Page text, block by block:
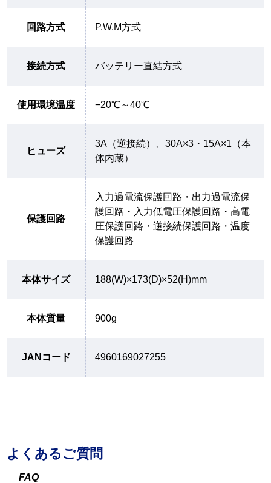
回路方式 P.W.M方式
接続方式 バッテリー直結方式
使用環境温度 −20℃～40℃
ヒューズ
3A（逆接続）、30A×3・15A×1（本
体内蔵）
保護回路
入力過電流保護回路・出力過電流保
護回路・入力低電圧保護回路・高電
圧保護回路・逆接続保護回路・温度
保護回路
本体サイズ 188(W)×173(D)×52(H)mm
本体質量 900g
JANコード 4960169027255
よくあるご質問
FAQ